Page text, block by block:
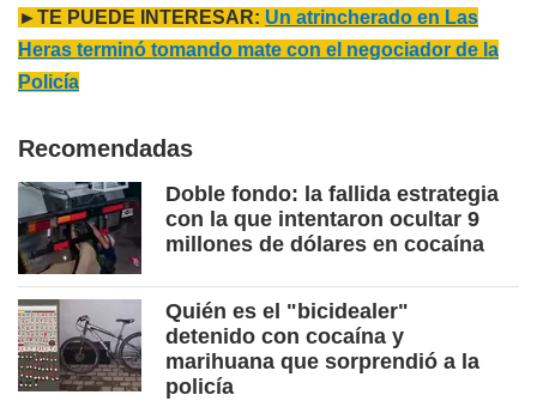
►TE PUEDE INTERESAR: Un atrincherado en Las
Heras terminó tomando mate con el negociador de la
Policía
Recomendadas
Doble fondo: la fallida estrategia
con la que intentaron ocultar 9
millones de dólares en cocaína
Quién es el "bicidealer"
detenido con cocaína y
marihuana que sorprendió a la
policía